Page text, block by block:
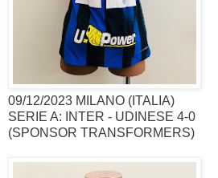
09/12/2023 MILANO (ITALIA)
SERIE A: INTER - UDINESE 4-0
(SPONSOR TRANSFORMERS)